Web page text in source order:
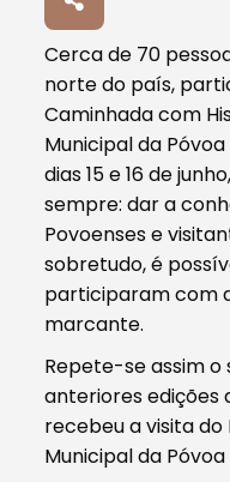
Cerca de 70
norte do país,
Caminhada com
Municipal da
dias 15 e 16 de
sempre: dar a
Povoenses e
sobretudo, é
participaram com
marcante.
Repete-se assim
anteriores edições
recebeu a visita
Municipal da Póvoa